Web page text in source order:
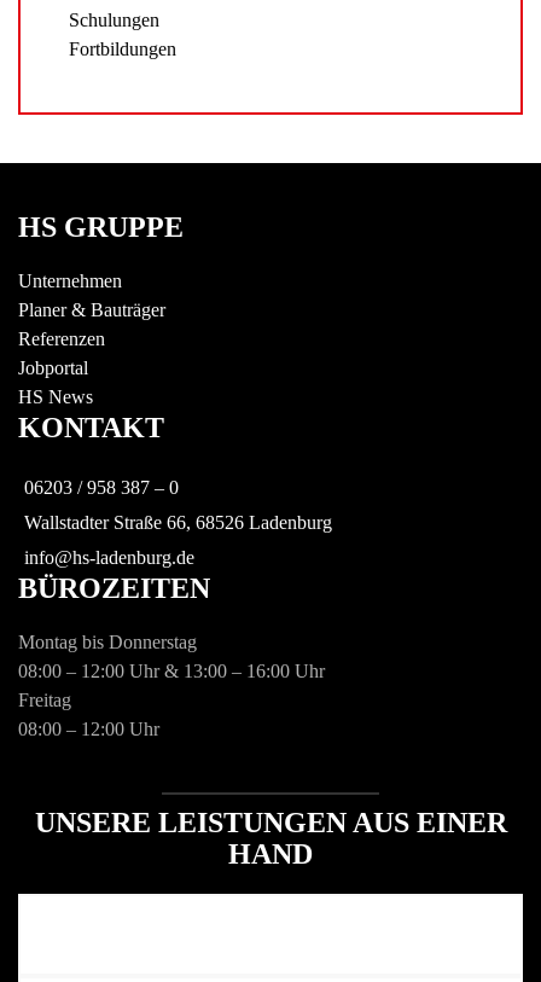
Schulungen
Fortbildungen
HS GRUPPE
Unternehmen
Planer & Bauträger
Referenzen
Jobportal
HS News
KONTAKT
06203 / 958 387 – 0
Wallstadter Straße 66, 68526 Ladenburg
info@hs-ladenburg.de
BÜROZEITEN
Montag bis Donnerstag
08:00 – 12:00 Uhr & 13:00 – 16:00 Uhr
Freitag
08:00 – 12:00 Uhr
UNSERE LEISTUNGEN AUS EINER
HAND